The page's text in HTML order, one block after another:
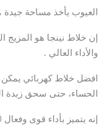
العيوب يأخذ مساحة جيدة
إن خلاط نينجا هو المزيج
والأداء العالي .
افضل خلاط كهربائي يمكن
الحساء، حتى سحق زبدة